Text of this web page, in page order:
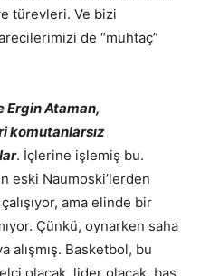
türevleri. Ve bizi
de “muhtaç”
Ergin Ataman,
komutanlarsız
. İçlerine işlemiş bu.
eski Naumoski’lerden
ama elinde bir
Çünkü, oynarken saha
alışmış. Basketbol, bu